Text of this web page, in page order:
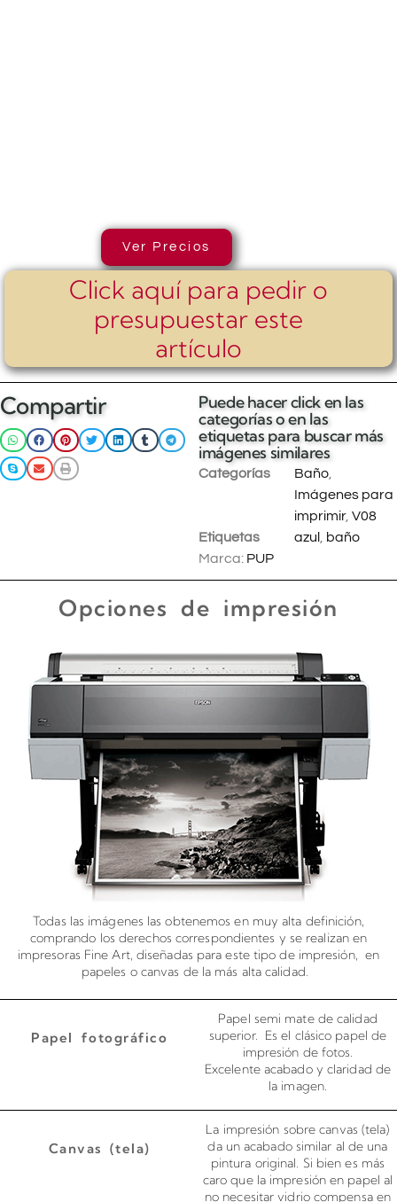
Ver Precios
Click aquí para pedir o
presupuestar este
artículo
Compartir
Puede hacer click en las
categorías o en las
etiquetas para buscar más
imágenes similares
Categorías Baño
Imágenes para
imprimir, V08
Etiquetas
azul
baño
Marca: PUP
Opciones de impresión
Todas las imágenes las obtenemos en muy alta definición,
comprando los derechos correspondientes y se realizan en
impresoras Fine Art, diseñadas para este tipo de impresión, en
papeles o canvas de la más alta calidad.
Papel fotográfico
Papel semi mate de calidad
superior. Es el clásico papel de
impresión de fotos.
Excelente acabado y claridad de
la imagen.
Canvas (tela)
La impresión sobre canvas (tela)
da un acabado similar al de una
pintura original. Si bien es más
caro que la impresión en papel al
no necesitar vidrio compensa en